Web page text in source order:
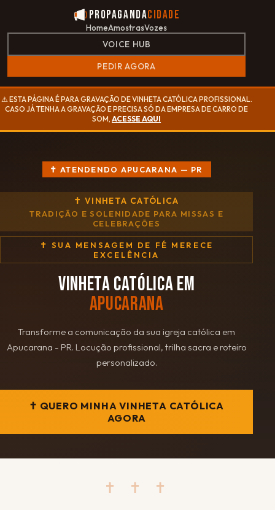
PropagandaCidade
HomeAmostrasVozes
VOICE HUB
PEDIR AGORA
⚠️ ESTA PÁGINA É PARA GRAVAÇÃO DE VINHETA CATÓLICA PROFISSIONAL.
CASO JÁ TENHA A GRAVAÇÃO E PRECISA SÓ DA EMPRESA DE CARRO DE
SOM,ACESSE AQUI
✝ ATENDENDO APUCARANA — PR
✝ VINHETA CATÓLICA
TRADIÇÃO E SOLENIDADE PARA MISSAS E
CELEBRAÇÕES
✝ SUA MENSAGEM DE FÉ MERECE
EXCELÊNCIA
VINHETA CATÓLICA EM
APUCARANA
Transforme a comunicação da sua igreja católica em
Apucarana - PR. Locução profissional, trilha sacra e roteiro
personalizado.
✝ QUERO MINHA VINHETA CATÓLICA
AGORA
✝ ✝ ✝